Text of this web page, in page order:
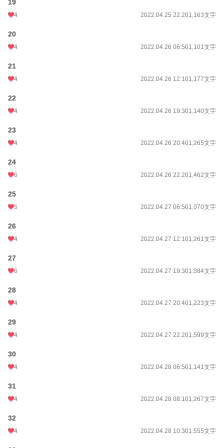
19
4 2022.04.25 22:201,163文字
20
4 2022.04.26 06:501,101文字
21
4 2022.04.26 12:101,177文字
22
4 2022.04.26 19:301,140文字
23
4 2022.04.26 20:401,265文字
24
6 2022.04.26 22:201,462文字
25
5 2022.04.27 06:501,070文字
26
4 2022.04.27 12:101,261文字
27
6 2022.04.27 19:301,384文字
28
4 2022.04.27 20:401,223文字
29
4 2022.04.27 22:201,599文字
30
4 2022.04.28 06:501,141文字
31
4 2022.04.28 08:101,267文字
32
4 2022.04.28 10:301,555文字